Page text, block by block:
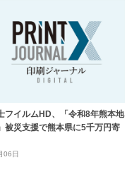
フイルムHD、「令和8年熊本地
被災支援で熊本県に5千万円寄
06日